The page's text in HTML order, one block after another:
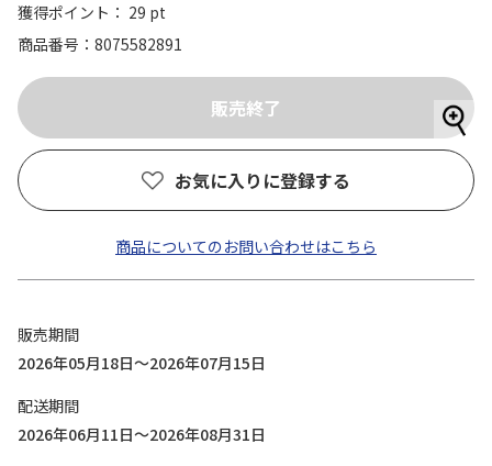
獲得ポイント： 29 pt
商品番号
8075582891
お気に入りに登録する
商品についてのお問い合わせはこちら
販売期間
2026年05月18日～2026年07月15日
配送期間
2026年06月11日～2026年08月31日